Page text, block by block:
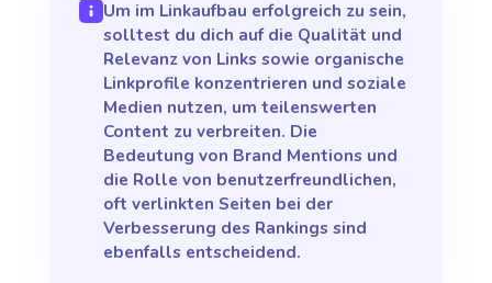
Um im Linkaufbau erfolgreich zu sein,
solltest du dich auf die Qualität und
Relevanz von Links sowie organische
Linkprofile konzentrieren und soziale
Medien nutzen, um teilenswerten
Content zu verbreiten. Die
Bedeutung von Brand Mentions und
die Rolle von benutzerfreundlichen,
oft verlinkten Seiten bei der
Verbesserung des Rankings sind
ebenfalls entscheidend.